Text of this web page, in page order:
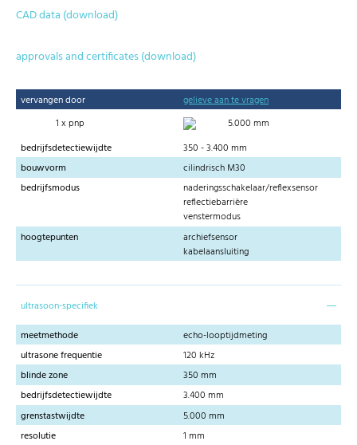
CAD data (download)
approvals and certificates (download)
vervangen door
gelieve aan te vragen
1 x pnp
5.000 mm
bedrijfsdetectiewijdte
350 - 3.400 mm
bouwvorm
cilindrisch M30
bedrijfsmodus
naderingsschakelaar/reflexsensor
reflectiebarrière
venstermodus
hoogtepunten
archiefsensor
kabelaansluiting
ultrasoon-specifiek
meetmethode
echo-looptijdmeting
ultrasone frequentie
120 kHz
blinde zone
350 mm
bedrijfsdetectiewijdte
3.400 mm
grenstastwijdte
5.000 mm
resolutie
1 mm